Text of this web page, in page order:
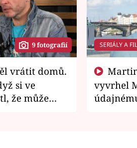
9 fotografií
si ve
že může
SERIÁLY A
vyvrhel